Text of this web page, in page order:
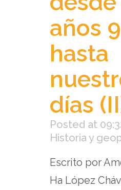
años
hasta
días
Posted at
Historia y
Escrito por
Ha López